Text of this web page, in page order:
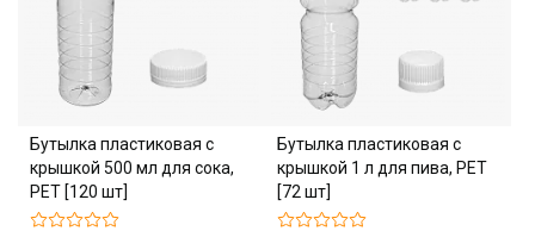
Бутылка пластиковая с
крышкой 500 мл для сока,
PET [120 шт]
Бутылка пластиковая с
крышкой 1 л для пива, PET
[72 шт]